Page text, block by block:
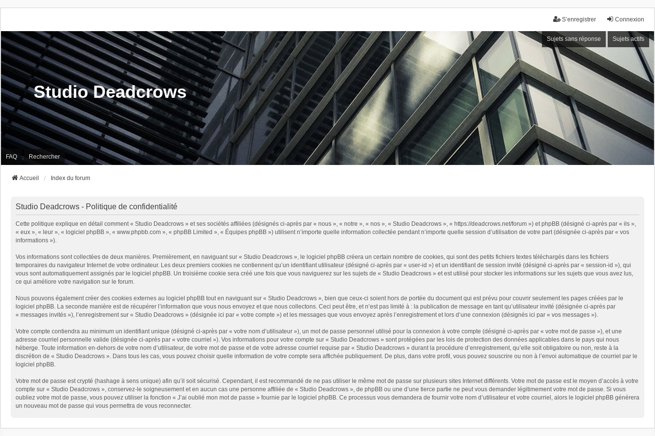
Connexion
S’enregistrer
Sujets sans réponse Sujets actifs
Studio Deadcrows
FAQ Rechercher
Accueil Index du forum
Studio Deadcrows - Politique de confidentialité
Cette politique explique en détail comment « Studio Deadcrows » et ses sociétés affiliées (désignés ci-après par « nous », « notre », « nos », « Studio Deadcrows », « https://deadcrows.net/forum ») et phpBB (désigné ci-après par « ils »,
« eux », « leur », « logiciel phpBB », « www.phpbb.com », « phpBB Limited », « Équipes phpBB ») utilisent n’importe quelle information collectée pendant n’importe quelle session d’utilisation de votre part (désignée ci-après par « vos
informations »).
Vos informations sont collectées de deux manières. Premièrement, en naviguant sur « Studio Deadcrows », le logiciel phpBB créera un certain nombre de cookies, qui sont des petits fichiers textes téléchargés dans les fichiers
temporaires du navigateur Internet de votre ordinateur. Les deux premiers cookies ne contiennent qu’un identifiant utilisateur (désigné ci-après par « user-id ») et un identifiant de session invité (désigné ci-après par « session-id »), qui
vous sont automatiquement assignés par le logiciel phpBB. Un troisième cookie sera créé une fois que vous naviguerez sur les sujets de « Studio Deadcrows » et est utilisé pour stocker les informations sur les sujets que vous avez lus,
ce qui améliore votre navigation sur le forum.
Nous pouvons également créer des cookies externes au logiciel phpBB tout en naviguant sur « Studio Deadcrows », bien que ceux-ci soient hors de portée du document qui est prévu pour couvrir seulement les pages créées par le
logiciel phpBB. La seconde manière est de récupérer l’information que vous nous envoyez et que nous collectons. Ceci peut être, et n’est pas limité à : la publication de message en tant qu’utilisateur invité (désignée ci-après par
« messages invités »), l’enregistrement sur « Studio Deadcrows » (désignée ici par « votre compte ») et les messages que vous envoyez après l’enregistrement et lors d’une connexion (désignés ici par « vos messages »).
Votre compte contiendra au minimum un identifiant unique (désigné ci-après par « votre nom d’utilisateur »), un mot de passe personnel utilisé pour la connexion à votre compte (désigné ci-après par « votre mot de passe »), et une
adresse courriel personnelle valide (désignée ci-après par « votre courriel »). Vos informations pour votre compte sur « Studio Deadcrows » sont protégées par les lois de protection des données applicables dans le pays qui nous
héberge. Toute information en-dehors de votre nom d’utilisateur, de votre mot de passe et de votre adresse courriel requise par « Studio Deadcrows » durant la procédure d’enregistrement, qu’elle soit obligatoire ou non, reste à la
discrétion de « Studio Deadcrows ». Dans tous les cas, vous pouvez choisir quelle information de votre compte sera affichée publiquement. De plus, dans votre profil, vous pouvez souscrire ou non à l’envoi automatique de courriel par le
logiciel phpBB.
Votre mot de passe est crypté (hashage à sens unique) afin qu’il soit sécurisé. Cependant, il est recommandé de ne pas utiliser le même mot de passe sur plusieurs sites Internet différents. Votre mot de passe est le moyen d’accès à votre
compte sur « Studio Deadcrows », conservez-le soigneusement et en aucun cas une personne affiliée de « Studio Deadcrows », de phpBB ou une d’une tierce partie ne peut vous demander légitimement votre mot de passe. Si vous
oubliez votre mot de passe, vous pouvez utiliser la fonction « J’ai oublié mon mot de passe » fournie par le logiciel phpBB. Ce processus vous demandera de fournir votre nom d’utilisateur et votre courriel, alors le logiciel phpBB générera
un nouveau mot de passe qui vous permettra de vous reconnecter.